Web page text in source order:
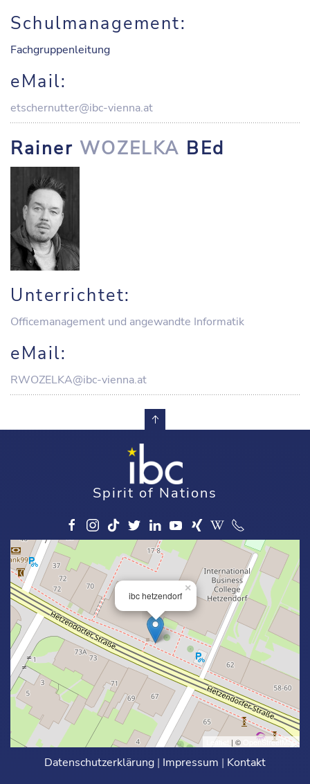
Schulmanagement:
Fachgruppenleitung
eMail:
etschernutter@ibc-vienna.at
Rainer WOZELKA BEd
Unterrichtet:
Officemanagement und angewandte Informatik
eMail:
RWOZELKA@ibc-vienna.at
Spirit of Nations
ibc hetzendorf
×
Leaflet | © OpenStreetMap
Datenschutzerklärung | Impressum | Kontakt